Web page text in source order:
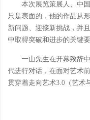
本次展览策展人、中
只是表面的，他的作品从
新问题、迎接新挑战，并
中取得突破和进步的关键
一山先生在开幕致辞
代进行对话，在面对艺术
贯穿着走向艺术3.0（艺术